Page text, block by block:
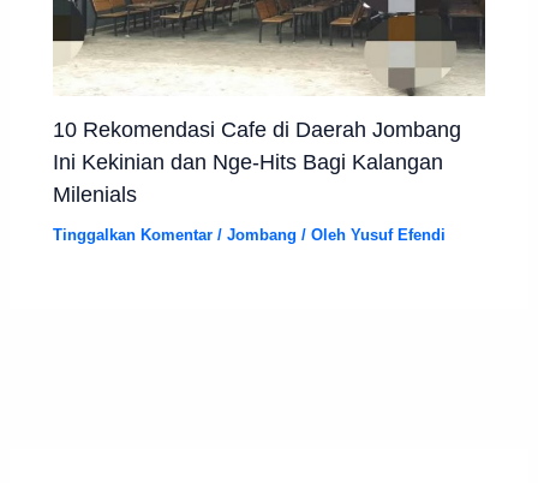
10 Rekomendasi Cafe di Daerah Jombang
Ini Kekinian dan Nge-Hits Bagi Kalangan
Milenials
Tinggalkan Komentar /Jombang / OlehYusuf Efendi